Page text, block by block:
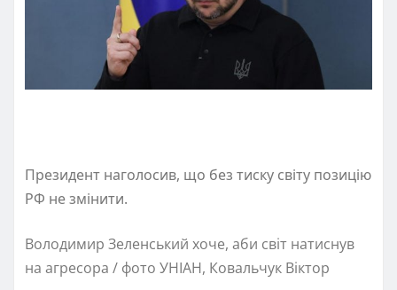
Президент наголосив, що без тиску світу позицію
РФ не змінити.
Володимир Зеленський хоче, аби світ натиснув
на агресора / фото УНІАН, Ковальчук Віктор